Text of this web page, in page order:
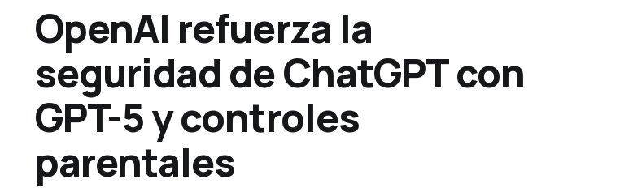
OpenAI refuerza la
seguridad de ChatGPT con
GPT-5 y controles
parentales